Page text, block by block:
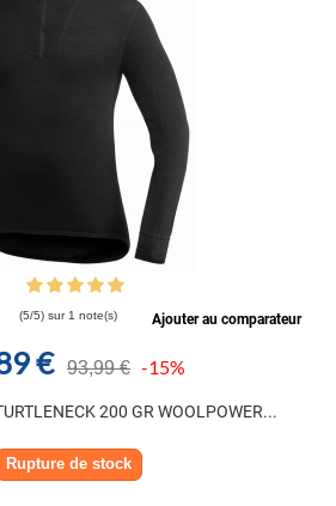
(5/5) sur 1 note(s) Ajouter au comparateur
€ 93,99 € -15%
200 GR WOOLPOWER...
Rupture de stock